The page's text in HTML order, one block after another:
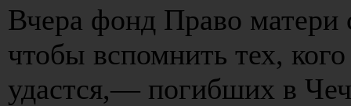
Вчера фонд Право матери
чтобы вспомнить тех,
удастся,— погибших в